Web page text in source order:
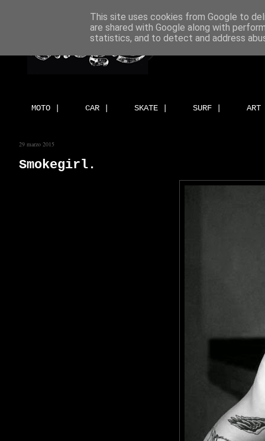
MOTO | CAR | SKATE | SURF |
29 marzo 2015
Smokegirl.
This site uses cookies from Google to
are shared with Google along with
statistics, and to detect and address